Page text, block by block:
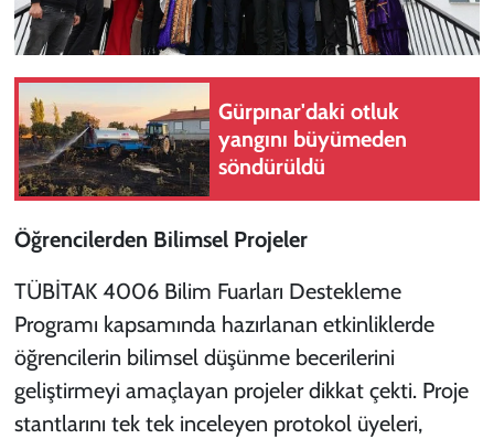
Gürpınar'daki otluk
yangını büyümeden
söndürüldü
Öğrencilerden Bilimsel Projeler
TÜBİTAK 4006 Bilim Fuarları Destekleme
Programı kapsamında hazırlanan etkinliklerde
öğrencilerin bilimsel düşünme becerilerini
geliştirmeyi amaçlayan projeler dikkat çekti. Proje
stantlarını tek tek inceleyen protokol üyeleri,